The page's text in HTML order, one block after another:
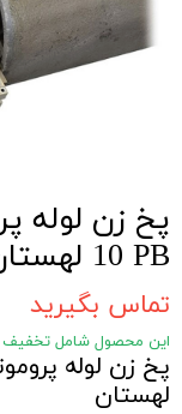
10 PB لهستان
تماس بگیرید
این محصول شامل تخفیف
لهستان